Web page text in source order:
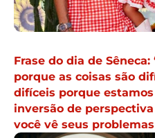
Frase do dia de
porque as coisas são
difíceis porque estamos
inversão de
você vê seus problemas